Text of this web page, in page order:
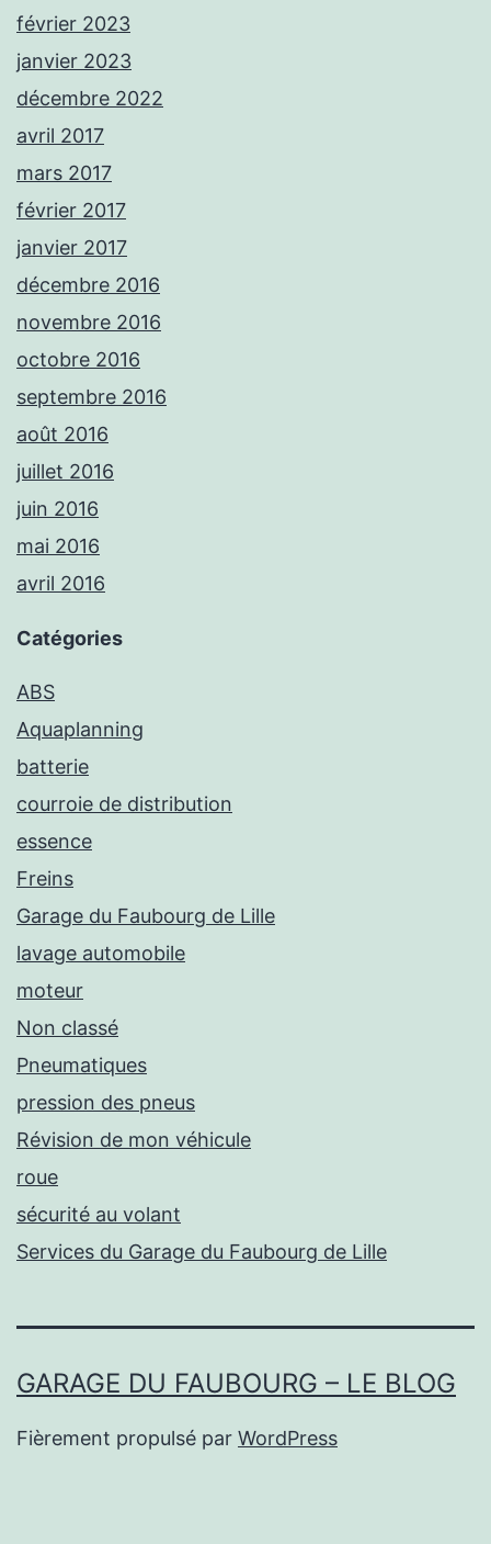
février 2023
janvier 2023
décembre 2022
avril 2017
mars 2017
février 2017
janvier 2017
décembre 2016
novembre 2016
octobre 2016
septembre 2016
août 2016
juillet 2016
juin 2016
mai 2016
avril 2016
Catégories
ABS
Aquaplanning
batterie
courroie de distribution
essence
Freins
Garage du Faubourg de Lille
lavage automobile
moteur
Non classé
Pneumatiques
pression des pneus
Révision de mon véhicule
roue
sécurité au volant
Services du Garage du Faubourg de Lille
GARAGE DU FAUBOURG – LE BLOG
Fièrement propulsé par WordPress